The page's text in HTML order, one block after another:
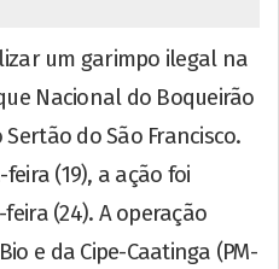
um garimpo ilegal na
Nacional do Boqueirão
do São Francisco.
(19), a ação foi
(24). A operação
e da Cipe-Caatinga (PM-